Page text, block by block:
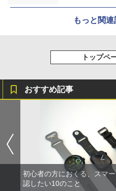
もっと関
トップペ
おすすめ記事
初心者の方におくる、スマ
認したい10のこと